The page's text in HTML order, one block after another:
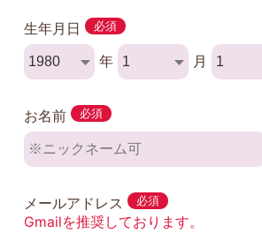
生年月日 必須
年 月
お名前 必須
メールアドレス 必須
Gmailを推奨しております。